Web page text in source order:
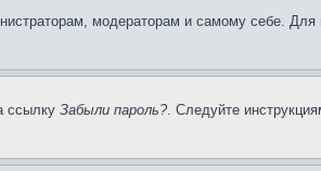
модераторам и самому себе. Для
ссылку Забыли пароль?. Следуйте